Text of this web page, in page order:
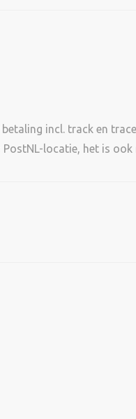
incl. track en trace
locatie, het is